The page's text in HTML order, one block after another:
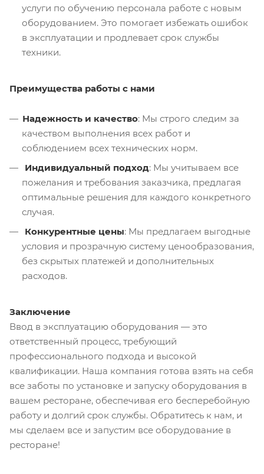
услуги по обучению персонала работе с новым
оборудованием. Это помогает избежать ошибок
в эксплуатации и продлевает срок службы
техники.
Преимущества работы с нами
Надежность и качество: Мы строго следим за
качеством выполнения всех работ и
соблюдением всех технических норм.
Индивидуальный подход: Мы учитываем все
пожелания и требования заказчика, предлагая
оптимальные решения для каждого конкретного
случая.
Конкурентные цены: Мы предлагаем выгодные
условия и прозрачную систему ценообразования,
без скрытых платежей и дополнительных
расходов.
Заключение
Ввод в эксплуатацию оборудования — это
ответственный процесс, требующий
профессионального подхода и высокой
квалификации. Наша компания готова взять на себя
все заботы по установке и запуску оборудования в
вашем ресторане, обеспечивая его бесперебойную
работу и долгий срок службы. Обратитесь к нам, и
мы сделаем все и запустим все оборудование в
ресторане!